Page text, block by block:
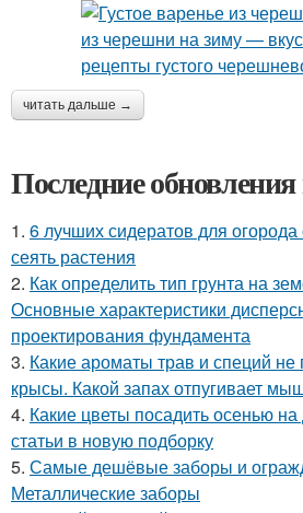
читать дальше →
Последние обновления
1. 6 лучших сидератов для
сеять растения
2. Как определить тип грунта на
Основные характеристики
проектирования фундамента
3. Какие ароматы трав и специй
крысы. Какой запах отпугивает
4. Какие цветы посадить осенью
статьи в новую подборку
5. Самые дешёвые заборы и
Металлические заборы